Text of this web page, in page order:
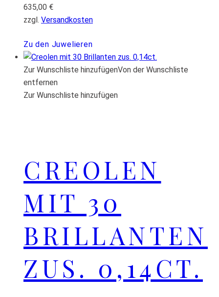
635,00 €
zzgl. Versandkosten
Zu den Juwelieren
Zur Wunschliste hinzufügenVon der Wunschliste
entfernen
Zur Wunschliste hinzufügen
CREOLEN
MIT 30
BRILLANTEN
ZUS. 0,14CT.